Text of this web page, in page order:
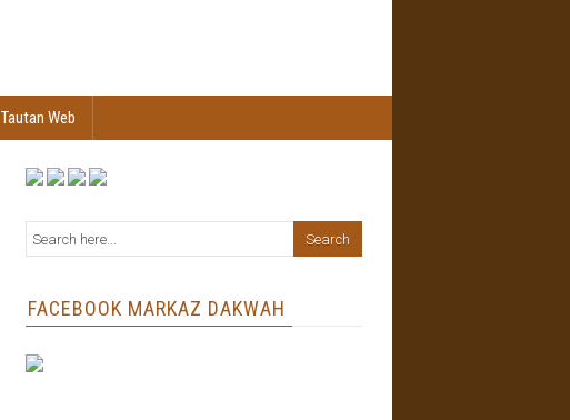
Tautan Web
FACEBOOK MARKAZ DAKWAH